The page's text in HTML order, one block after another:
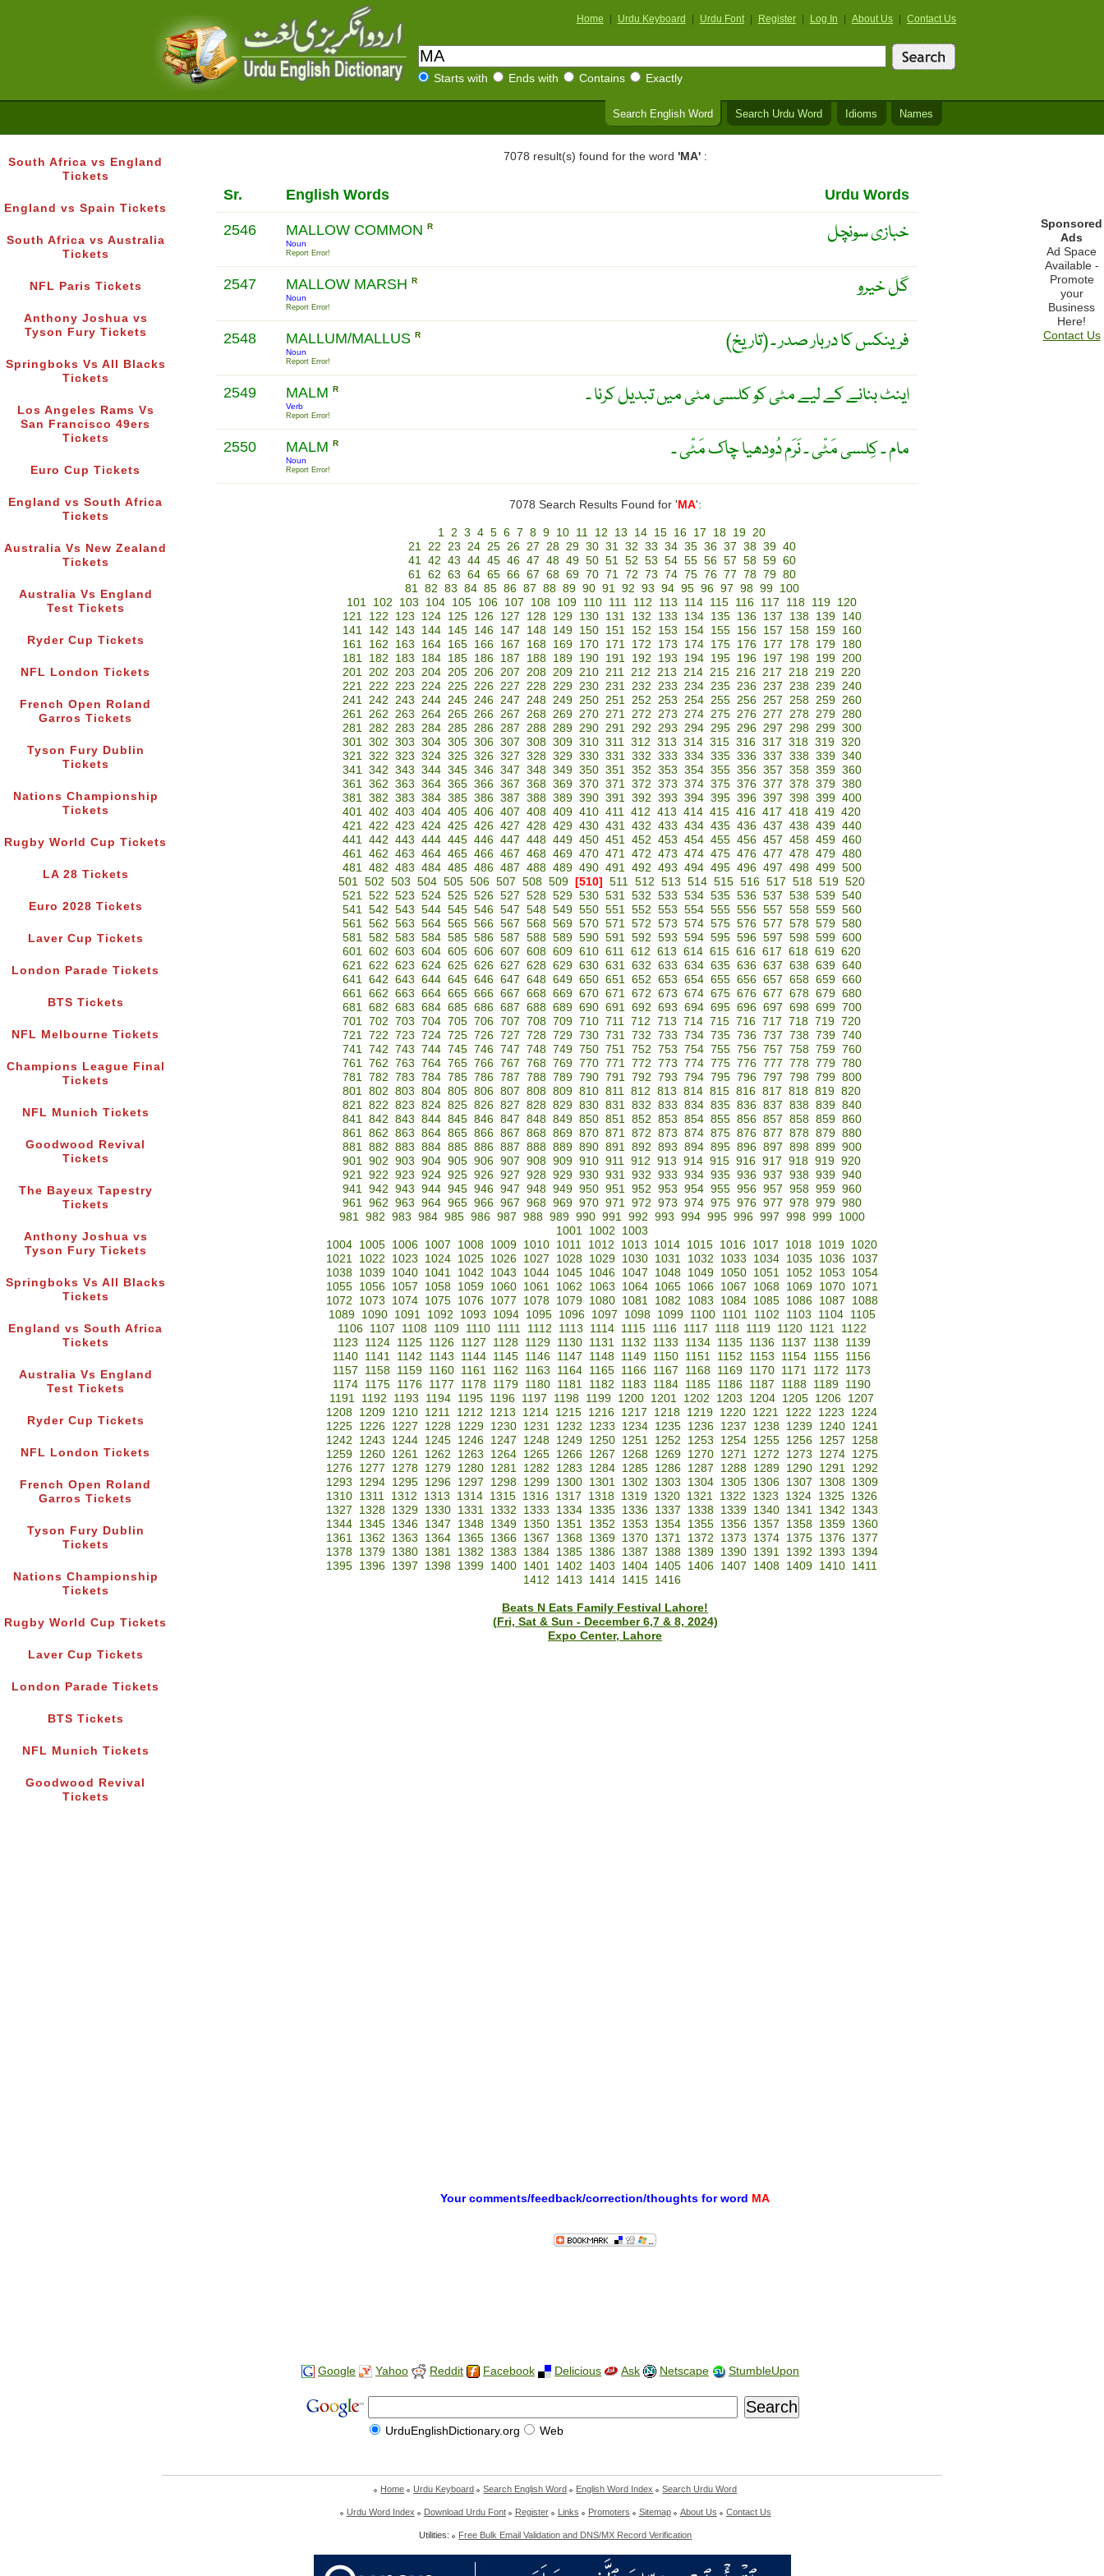
Home Urdu Keyboard Urdu Font Register Log In About Us Contact Us
Starts with Ends with Contains Exactly
Search English Word Search Urdu Word Idioms Names
South Africa vs England
Tickets
England vs Spain Tickets
South Africa vs Australia
Tickets
NFL Paris Tickets
Anthony Joshua vs
Tyson Fury Tickets
Springboks Vs All Blacks
Tickets
Los Angeles Rams Vs
San Francisco 49ers
Tickets
Euro Cup Tickets
England vs South Africa
Tickets
Australia Vs New Zealand
Tickets
Australia Vs England
Test Tickets
Ryder Cup Tickets
NFL London Tickets
French Open Roland
Garros Tickets
Tyson Fury Dublin
Tickets
Nations Championship
Tickets
Rugby World Cup Tickets
LA 28 Tickets
Euro 2028 Tickets
Laver Cup Tickets
London Parade Tickets
BTS Tickets
NFL Melbourne Tickets
Champions League Final
Tickets
NFL Munich Tickets
Goodwood Revival
Tickets
The Bayeux Tapestry
Tickets
Anthony Joshua vs
Tyson Fury Tickets
Springboks Vs All Blacks
Tickets
England vs South Africa
Tickets
Australia Vs England
Test Tickets
Ryder Cup Tickets
NFL London Tickets
French Open Roland
Garros Tickets
Tyson Fury Dublin
Tickets
Nations Championship
Tickets
Rugby World Cup Tickets
Laver Cup Tickets
London Parade Tickets
BTS Tickets
NFL Munich Tickets
Goodwood Revival
Tickets
7078 result(s) found for the word 'MA':
Sr. English Words Urdu Words
2546 MALLOW COMMON R
Noun
Report Error!
خبازی سونچل
2547 MALLOW MARSH R
Noun
Report Error!
گل خیرو
2548 MALLUM/MALLUS R
Noun
Report Error!
(تاریخ) فرینکس کا دربار صدر ۔
2549 MALM R
Verb
Report Error!
اینٹ بنانے کے لیے مٹی کو کلسی مٹی میں تبدیل کرنا ۔
2550 MALM R
Noun
Report Error!
مام ۔ کِلسی مَٹّی ۔ نَرَم دُودھیا چاک مَٹّی ۔
7078 Search Results Found for ' MA':
1 2 3 4 5 6 7 8 9 10 11 12 13 14 15 16 17 18 19 20
21 22 23 24 25 26 27 28 29 30 31 32 33 34 35 36 37 38 39 40
41 42 43 44 45 46 47 48 49 50 51 52 53 54 55 56 57 58 59 60
61 62 63 64 65 66 67 68 69 70 71 72 73 74 75 76 77 78 79 80
81 82 83 84 85 86 87 88 89 90 91 92 93 94 95 96 97 98 99
100
101 102 103 104 105 106 107 108 109 110 111 112 113 114 115 116 117 118 119 120
121
122 123 124 125 126 127 128 129 130 131 132 133 134 135 136 137 138 139
140
141
142 143 144 145 146 147 148 149 150 151 152 153 154 155 156 157 158 159
160
161
162 163 164 165 166 167 168 169 170 171 172 173 174 175 176 177 178 179
180
181
182 183 184 185 186 187 188 189 190 191 192 193 194 195 196 197 198 199 200
201 202 203 204 205 206 207 208 209 210 211 212 213 214 215 216 217 218 219 220
221 222 223 224 225 226 227 228 229 230 231 232 233 234 235 236 237 238 239 240
241 242 243 244 245 246 247 248 249 250 251 252 253 254 255 256 257 258 259 260
261 262 263 264 265 266 267 268 269 270 271 272 273 274 275 276 277 278 279 280
281 282 283 284 285 286 287 288 289 290 291 292 293 294 295 296 297 298 299 300
301 302 303 304 305 306 307 308 309 310 311 312 313 314 315 316 317 318 319 320
321 322 323 324 325 326 327 328 329 330 331 332 333 334 335 336 337 338 339 340
341 342 343 344 345 346 347 348 349 350 351 352 353 354 355 356 357 358 359 360
361 362 363 364 365 366 367 368 369 370 371 372 373 374 375 376 377 378 379 380
381 382 383 384 385 386 387 388 389 390 391 392 393 394 395 396 397 398 399 400
401 402 403 404 405 406 407 408 409 410 411 412 413 414 415 416 417 418 419 420
421 422 423 424 425 426 427 428 429 430 431 432 433 434 435 436 437 438 439 440
441 442 443 444 445 446 447 448 449 450 451 452 453 454 455 456 457 458 459 460
461 462 463 464 465 466 467 468 469 470 471 472 473 474 475 476 477 478 479 480
481 482 483 484 485 486 487 488 489 490 491 492 493 494 495 496 497 498 499 500
501 502 503 504 505 506 507 508 509 [510] 511 512 513 514 515 516 517 518 519 520
521 522 523 524 525 526 527 528 529 530 531 532 533 534 535 536 537 538 539 540
541 542 543 544 545 546 547 548 549 550 551 552 553 554 555 556 557 558 559 560
561 562 563 564 565 566 567 568 569 570 571 572 573 574 575 576 577 578 579 580
581 582 583 584 585 586 587 588 589 590 591 592 593 594 595 596 597 598 599 600
601 602 603 604 605 606 607 608 609 610 611 612 613 614 615 616 617 618 619 620
621 622 623 624 625 626 627 628 629 630 631 632 633 634 635 636 637 638 639 640
641 642 643 644 645 646 647 648 649 650 651 652 653 654 655 656 657 658 659 660
661 662 663 664 665 666 667 668 669 670 671 672 673 674 675 676 677 678 679 680
681 682 683 684 685 686 687 688 689 690 691 692 693 694 695 696 697 698 699 700
701 702 703 704 705 706 707 708 709 710 711 712 713 714 715 716 717 718 719 720
721 722 723 724 725 726 727 728 729 730 731 732 733 734 735 736 737 738 739 740
741 742 743 744 745 746 747 748 749 750 751 752 753 754 755 756 757 758 759 760
761 762 763 764 765 766 767 768 769 770 771 772 773 774 775 776 777 778 779 780
781 782 783 784 785 786 787 788 789 790 791 792 793 794 795 796 797 798 799 800
801 802 803 804 805 806 807 808 809 810 811 812 813 814 815 816 817 818 819 820
821 822 823 824 825 826 827 828 829 830 831 832 833 834 835 836 837 838 839 840
841 842 843 844 845 846 847 848 849 850 851 852 853 854 855 856 857 858 859 860
861 862 863 864 865 866 867 868 869 870 871 872 873 874 875 876 877 878 879 880
881 882 883 884 885 886 887 888 889 890 891 892 893 894 895 896 897 898 899 900
901 902 903 904 905 906 907 908 909 910 911 912 913 914 915 916 917 918 919 920
921 922 923 924 925 926 927 928 929 930 931 932 933 934 935 936 937 938 939 940
941 942 943 944 945 946 947 948 949 950 951 952 953 954 955 956 957 958 959 960
961 962 963 964 965 966 967 968 969 970 971 972 973 974 975 976 977 978 979 980
981 982 983 984 985 986 987 988 989 990 991 992 993 994 995 996 997 998 999
1000
1001
1002
1003
1004 1005 1006 1007 1008 1009 1010 1011 1012 1013 1014 1015 1016 1017 1018 1019 1020
1021
1022 1023 1024 1025 1026 1027 1028 1029 1030 1031 1032 1033 1034 1035 1036
1037
1038
1039 1040 1041 1042 1043 1044 1045 1046 1047 1048 1049 1050 1051 1052 1053
1054
1055
1056 1057 1058 1059 1060 1061 1062 1063 1064 1065 1066 1067 1068 1069 1070
1071
1072
1073 1074 1075 1076 1077 1078 1079 1080 1081 1082 1083 1084 1085 1086 1087
1088
1089
1090 1091 1092 1093 1094 1095 1096 1097 1098 1099 1100 1101 1102 1103 1104
1105
1106
1107 1108 1109 1110 1111 1112 1113 1114 1115 1116 1117 1118 1119 1120 1121
1122
1123
1124 1125 1126 1127 1128 1129 1130 1131 1132 1133 1134 1135 1136 1137 1138 1139
1140 1141 1142 1143 1144 1145 1146 1147 1148 1149 1150 1151 1152 1153 1154 1155 1156
1157
1158 1159 1160 1161 1162 1163 1164 1165 1166 1167 1168 1169 1170 1171 1172
1173
1174 1175 1176 1177 1178 1179 1180 1181 1182 1183 1184 1185 1186 1187 1188 1189 1190
1191 1192 1193 1194 1195 1196 1197 1198 1199 1200 1201 1202 1203 1204 1205 1206 1207
1208 1209 1210 1211 1212 1213 1214 1215 1216 1217 1218 1219 1220 1221 1222 1223
1224
1225
1226 1227 1228 1229 1230 1231 1232 1233 1234 1235 1236 1237 1238 1239 1240
1241
1242
1243 1244 1245 1246 1247 1248 1249 1250 1251 1252 1253 1254 1255 1256 1257
1258
1259
1260 1261 1262 1263 1264 1265 1266 1267 1268 1269 1270 1271 1272 1273 1274
1275
1276
1277 1278 1279 1280 1281 1282 1283 1284 1285 1286 1287 1288 1289 1290 1291
1292
1293
1294 1295 1296 1297 1298 1299 1300 1301 1302 1303 1304 1305 1306 1307 1308
1309
1310 1311 1312 1313 1314 1315 1316 1317 1318 1319 1320 1321 1322 1323 1324 1325 1326
1327
1328 1329 1330 1331 1332 1333 1334 1335 1336 1337 1338 1339 1340 1341 1342
1343
1344
1345 1346 1347 1348 1349 1350 1351 1352 1353 1354 1355 1356 1357 1358 1359
1360
1361
1362 1363 1364 1365 1366 1367 1368 1369 1370 1371 1372 1373 1374 1375 1376
1377
1378
1379 1380 1381 1382 1383 1384 1385 1386 1387 1388 1389 1390 1391 1392 1393
1394
1395 1396 1397 1398 1399 1400 1401 1402 1403 1404 1405 1406 1407 1408 1409 1410 1411
1412
1413 1414 1415 1416
Beats N Eats Family Festival Lahore!
(Fri, Sat & Sun - December 6,7 & 8, 2024)
Expo Center, Lahore
Your comments/feedback/correction/thoughts for word MA
Sponsored
Ads
Ad Space
Available -
Promote
your
Business
Here!
Contact Us
Google Yahoo Reddit Facebook Delicious Ask Netscape StumbleUpon
UrduEnglishDictionary.org Web
Home Urdu Keyboard Search English Word English Word Index Search Urdu Word
Urdu Word Index Download Urdu Font Register Links Promoters Sitemap About Us Contact Us
Utilities: Free Bulk Email Validation and DNS/MX Record Verification